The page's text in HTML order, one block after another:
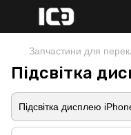
Запчастини для
Підсвітка
Підсвітка дисплею